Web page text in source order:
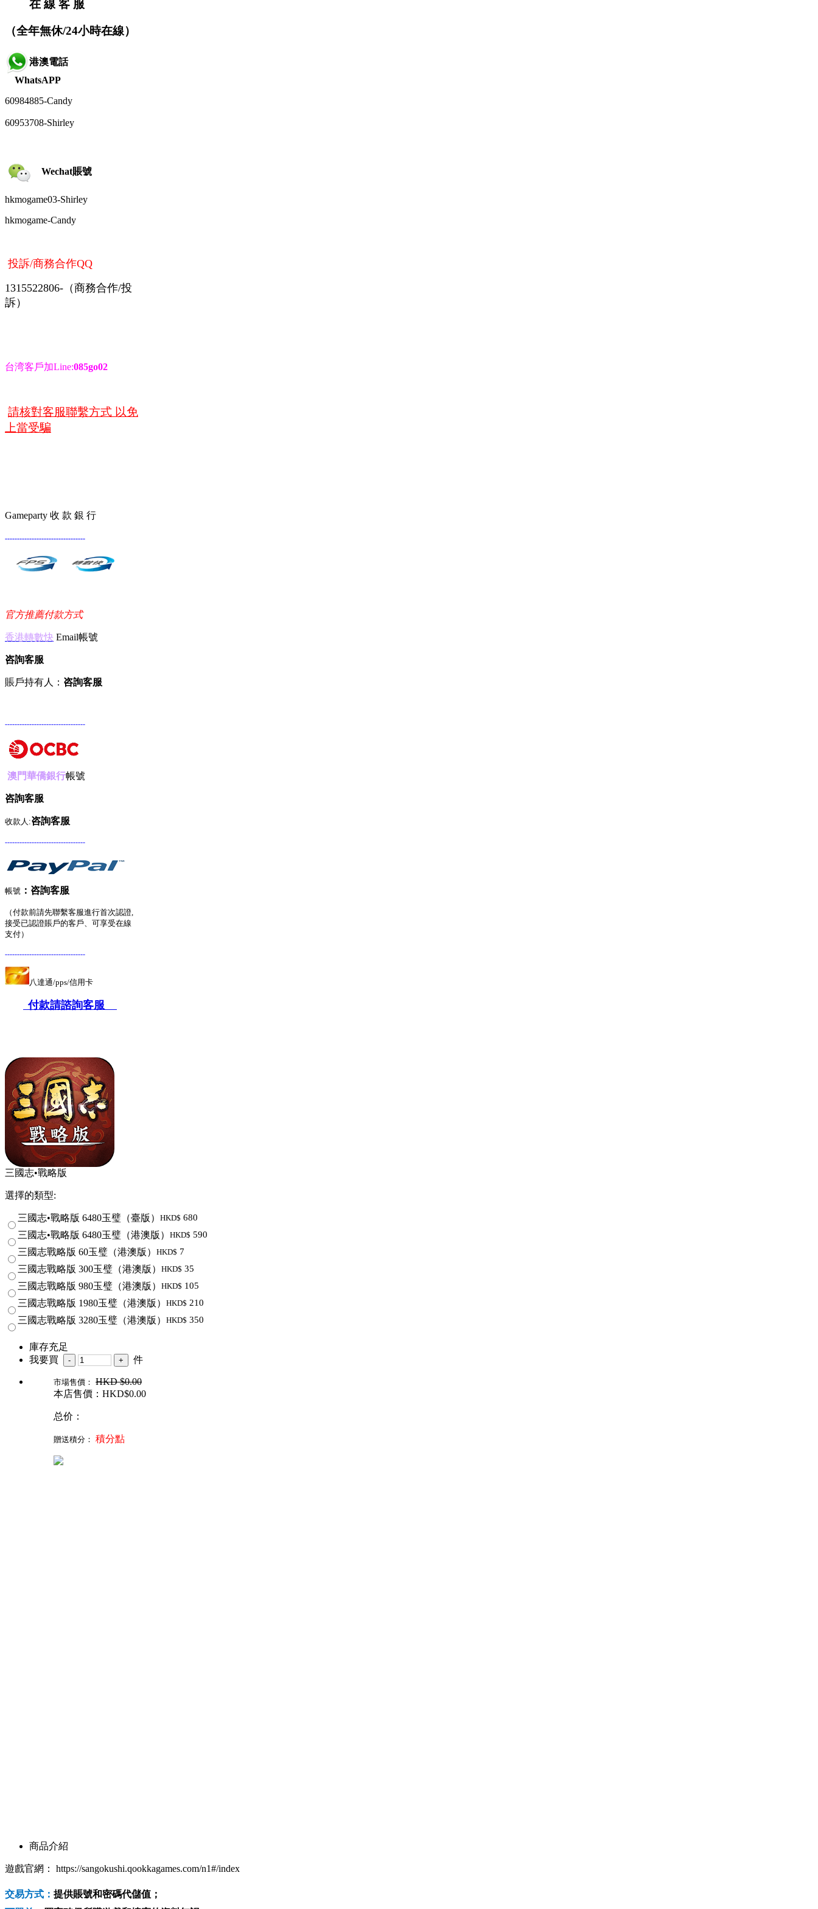
在 線 客 服
（全年無休/24小時在線）
港澳電話
WhatsAPP
60984885-Candy
60953708-Shirley
Wechat賬號
hkmogame03-Shirley
hkmogame-Candy
投訴/商務合作QQ
1315522806-（商務合作/投
訴）
台湾客戶加Line:085go02
請核對客服聯繫方式 以免
上當受騙
Gameparty 收 款 銀 行
---------------------------------
官方推薦付款方式
香港轉數快 Email帳號
咨詢客服
賬戶持有人： 咨詢客服
---------------------------------
澳門華僑銀行帳號
咨詢客服
收款人:咨詢客服
---------------------------------
帳號 ： 咨詢客服
（付款前請先聯繫客服進行首次認證,
接受已認證賬戶的客戶、可享受在線
支付）
---------------------------------
八達通/pps/信用卡
付款請諮詢客服
三國志•戰略版
選擇的類型:
三國志•戰略版 6480玉璧（臺版） HKD$ 680
三國志•戰略版 6480玉璧（港澳版） HKD$ 590
三國志戰略版 60玉璧（港澳版） HKD$ 7
三國志戰略版 300玉璧（港澳版） HKD$ 35
三國志戰略版 980玉璧（港澳版） HKD$ 105
三國志戰略版 1980玉璧（港澳版） HKD$ 210
三國志戰略版 3280玉璧（港澳版） HKD$ 350
庫存充足
我要買
件
市場售價： HKD$0.00
本店售價：HKD$0.00
总价：
贈送積分： 積分點
商品介紹
遊戲官網： https://sangokushi.qookkagames.com/n1#/index
交易方式： 提供賬號和密碼代儲值；